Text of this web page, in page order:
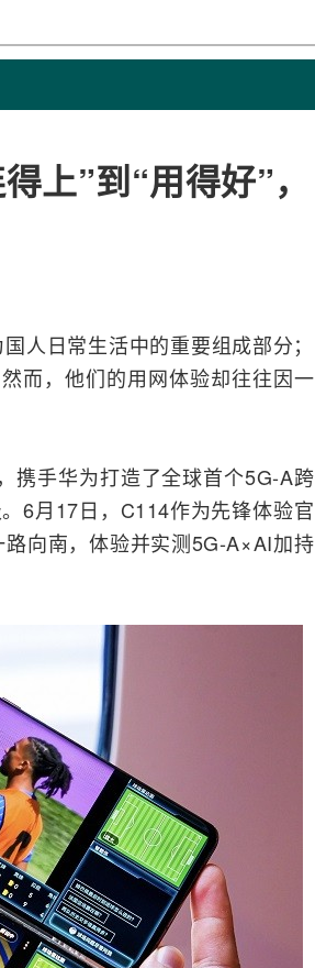
上”到“用得好”，
人日常生活中的重要组成部分；
而，他们的用网体验却往往因一
携手华为打造了全球首个5G-A跨
6月17日，C114作为先锋体验官
向南，体验并实测5G-A×AI加持